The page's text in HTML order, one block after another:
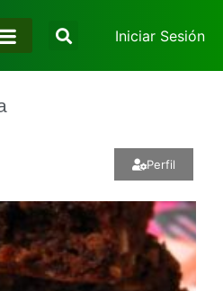
Iniciar Sesión
Perfil